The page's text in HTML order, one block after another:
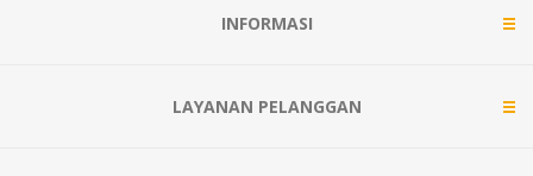
INFORMASI
LAYANAN PELANGGAN